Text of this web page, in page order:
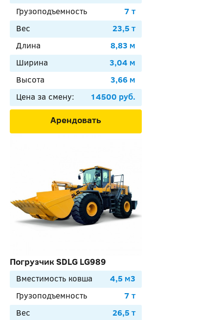
Грузоподъемность
7 т
Вес
23,5 т
Длина
8,83 м
Ширина
3,04 м
Высота
3,66 м
Цена за смену:
14500 руб.
Арендовать
Погрузчик SDLG LG989
Вместимость ковша
4,5 м3
Грузоподъемность
7 т
Вес
26,5 т